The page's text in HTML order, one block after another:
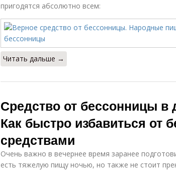
пригодятся абсолютно всем:
Читать дальше →
Средство от бессонницы
Как быстро избавиться
средствами
Очень важно в вечернее время заранее
есть тяжелую пищу ночью, но также не стоит